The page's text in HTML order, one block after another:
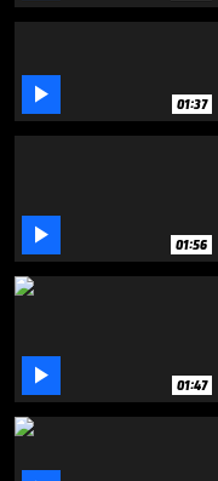
 01:37
 01:56
 01:47